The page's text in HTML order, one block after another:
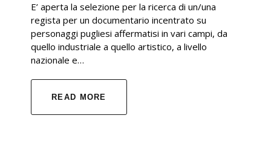
E’ aperta la selezione per la ricerca di un/una
regista per un documentario incentrato su
personaggi pugliesi affermatisi in vari campi, da
quello industriale a quello artistico, a livello
nazionale e…
READ MORE